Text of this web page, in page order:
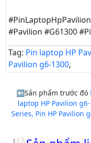
#Pavilion #G61300
Tag: Pin laptop HP
Pavilion g6-1300,
Sản phẩm trước đó
laptop HP Pavilion
Series, Pin HP Pavilion